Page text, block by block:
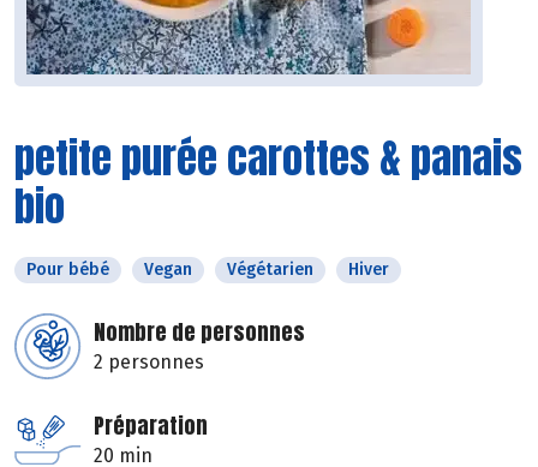
petite purée carottes & panais
bio
Pour bébé Vegan Végétarien Hiver
Nombre de personnes
2 personnes
Préparation
20 min